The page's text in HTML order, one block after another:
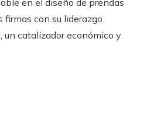
en el diseño de prendas
firmas con su liderazgo
un catalizador económico y